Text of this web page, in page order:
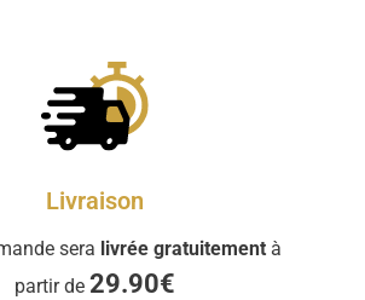
Livraison
sera livrée gratuitement à
partir de 29.90€